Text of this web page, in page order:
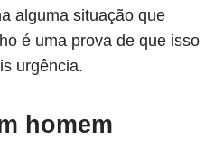
alguma situação que
é uma prova de que isso
urgência.
homem